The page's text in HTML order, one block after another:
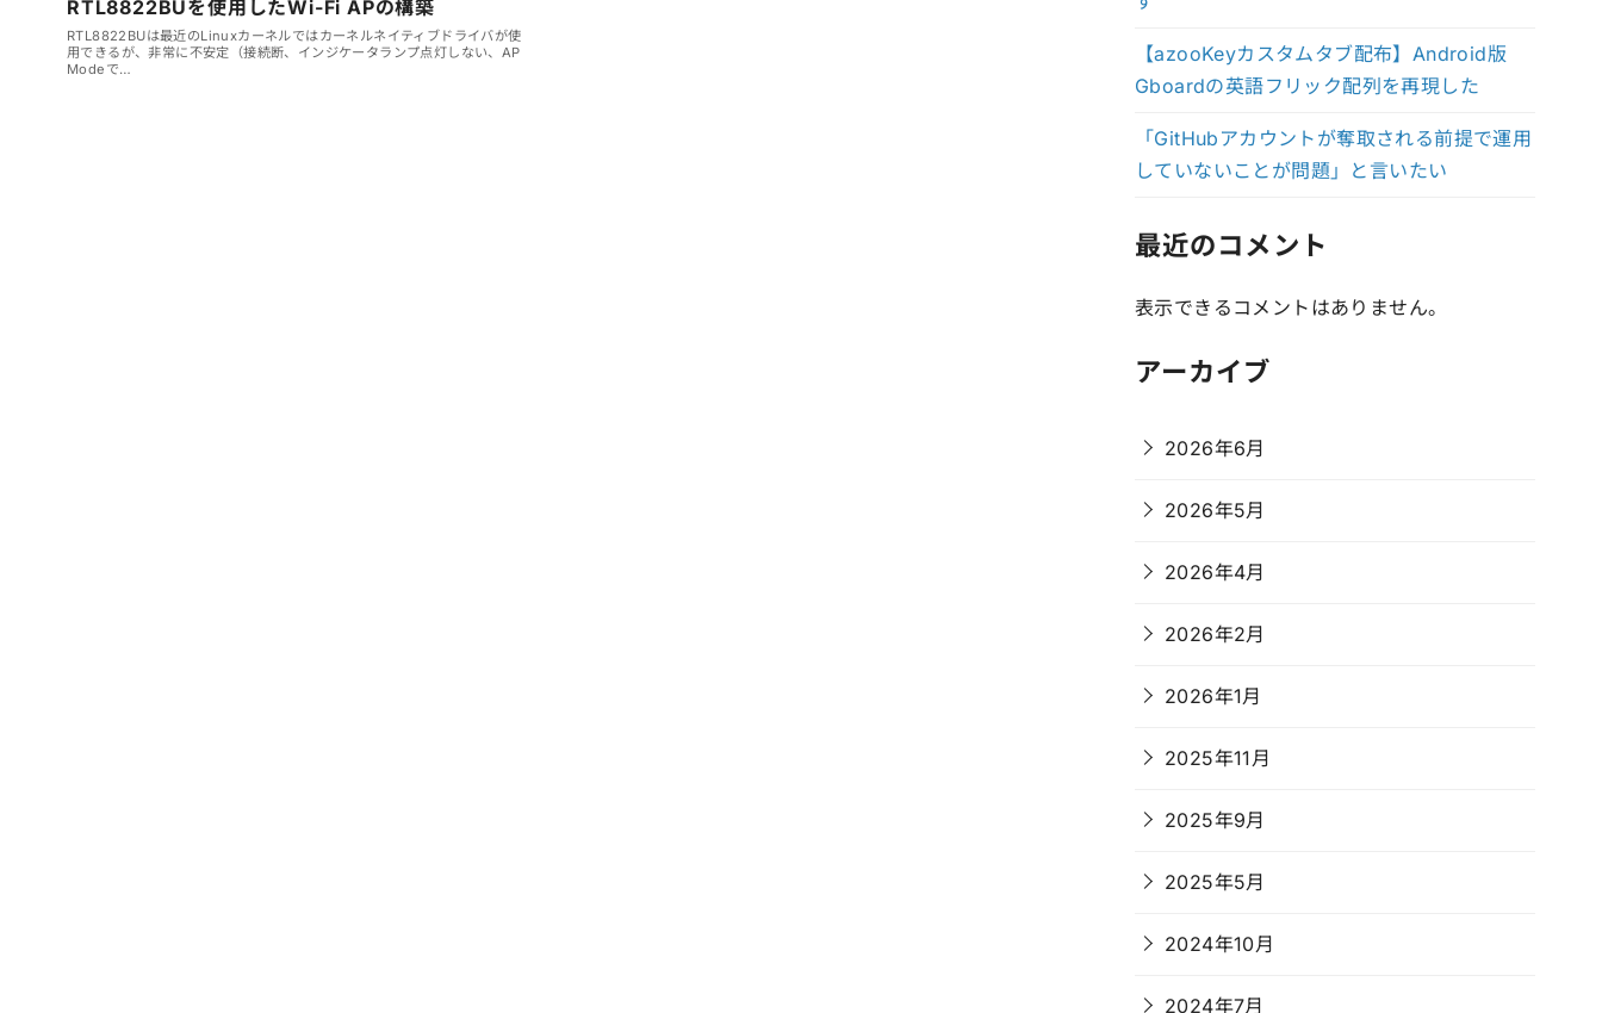
RTL8822BUを使用したWi-Fi APの構築
RTL8822BUは最近のLinuxカーネルではカーネルネイティブドライバが使
用できるが、非常に不安定（接続断、インジケータランプ点灯しない、AP
Modeで…
【azooKeyカスタムタブ配布】Android版
Gboardの英語フリック配列を再現した
「GitHubアカウントが奪取される前提で運用
していないことが問題」と言いたい
最近のコメント
表示できるコメントはありません。
アーカイブ
2026年6月
2026年5月
2026年4月
2026年2月
2026年1月
2025年11月
2025年9月
2025年5月
2024年10月
2024年7月